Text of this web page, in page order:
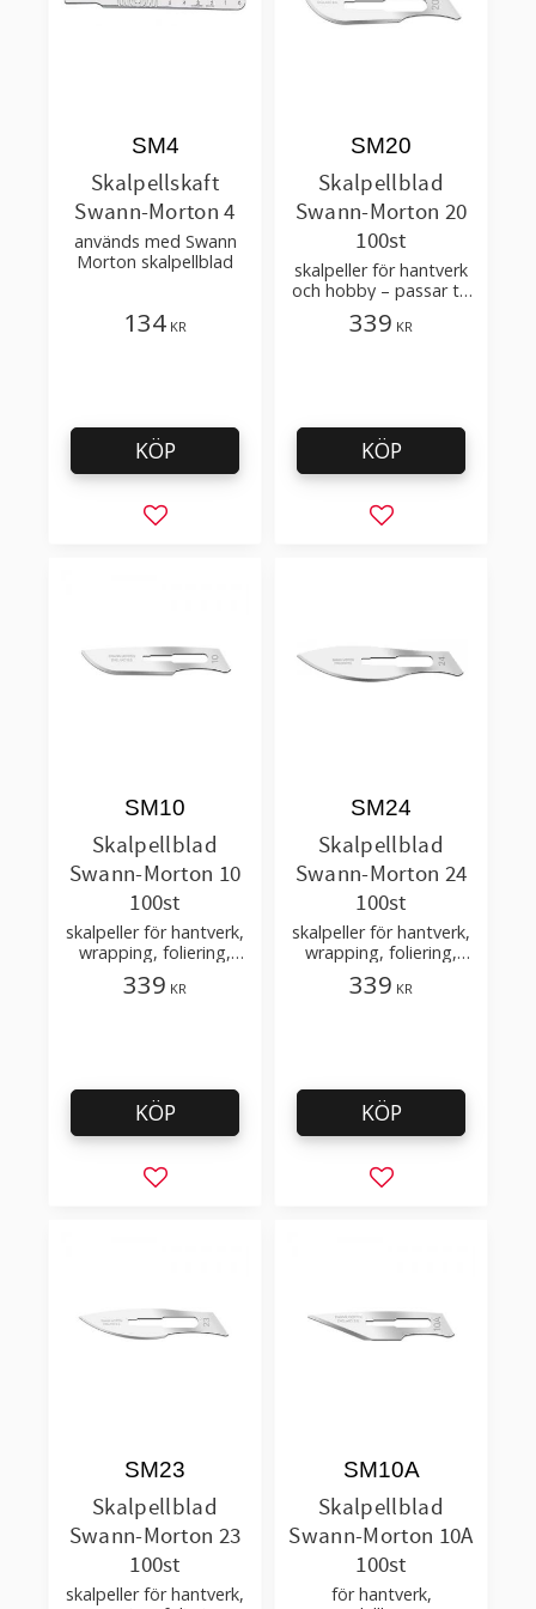
Skalpellskaft
Swann-Morton 4
används med Swann
Morton skalpellblad
SM4
134 KR
Lägg till i favoriter
KÖP
Skalpellblad
Swann-Morton 20
100st
skalpeller för hantverk
och hobby – passar till
skalpellskaft nr 4
SM20
339 KR
Lägg till i
KÖP
Skalpellblad
Swann-Morton 10
100st
skalpeller för hantverk,
wrapping, foliering,
hobby, pyssel – passar
till skalpellskaft nr 3
SM10
339 KR
Lägg till i favoriter
KÖP
Skalpellblad
Swann-Morton 24
100st
skalpeller för hantverk,
wrapping, foliering,
hobby, pyssel – passar
till skalpellskaft nr 4
SM24
339 KR
Lägg till i
KÖP
Skalpellblad
Swann-Morton 23
100st
skalpeller för hantverk,
SM23
Skalpellblad
Swann-Morton 10A
100st
för hantverk,
SM10A